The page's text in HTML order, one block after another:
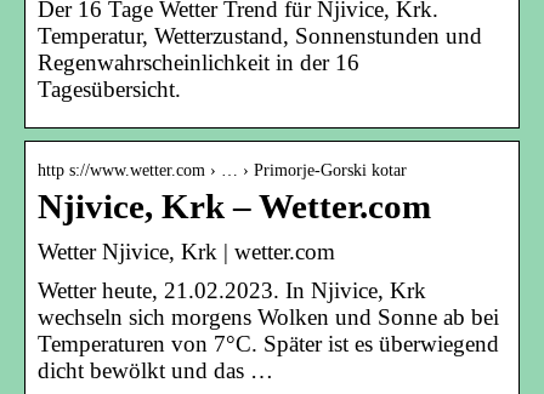
Der 16 Tage Wetter Trend für Njivice, Krk.
Temperatur, Wetterzustand, Sonnenstunden und
Regenwahrscheinlichkeit in der 16
Tagesübersicht.
http s://www.wetter.com › … › Primorje-Gorski kotar
Njivice, Krk – Wetter.com
Wetter Njivice, Krk | wetter.com
Wetter heute, 21.02.2023. In Njivice, Krk
wechseln sich morgens Wolken und Sonne ab bei
Temperaturen von 7°C. Später ist es überwiegend
dicht bewölkt und das …